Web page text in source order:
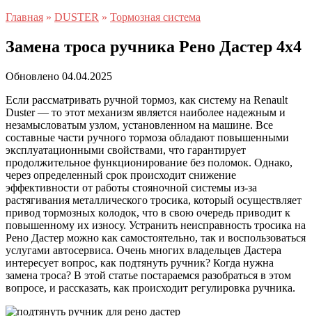
Главная » DUSTER » Тормозная система
Замена троса ручника Рено Дастер 4х4
Обновлено 04.04.2025
Если рассматривать ручной тормоз, как систему на Renault
Duster — то этот механизм является наиболее надежным и
незамысловатым узлом, установленном на машине. Все
составные части ручного тормоза обладают повышенными
эксплуатационными свойствами, что гарантирует
продолжительное функционирование без поломок. Однако,
через определенный срок происходит снижение
эффективности от работы стояночной системы из-за
растягивания металлического тросика, который осуществляет
привод тормозных колодок, что в свою очередь приводит к
повышенному их износу. Устранить неисправность тросика на
Рено Дастер можно как самостоятельно, так и воспользоваться
услугами автосервиса. Очень многих владельцев Дастера
интересует вопрос, как подтянуть ручник? Когда нужна
замена троса? В этой статье постараемся разобраться в этом
вопросе, и рассказать, как происходит регулировка ручника.